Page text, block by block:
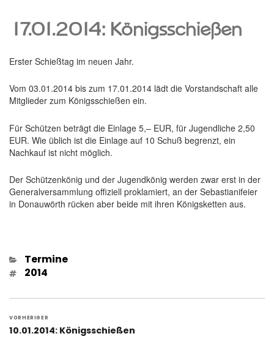
17.01.2014: Königsschießen
Erster Schießtag im neuen Jahr.
Vom 03.01.2014 bis zum 17.01.2014 lädt die Vorstandschaft alle
Mitglieder zum Königsschießen ein.
Für Schützen beträgt die Einlage 5,– EUR, für Jugendliche 2,50
EUR. Wie üblich ist die Einlage auf 10 Schuß begrenzt, ein
Nachkauf ist nicht möglich.
Der Schützenkönig und der Jugendkönig werden zwar erst in der
Generalversammlung offiziell proklamiert, an der Sebastianifeier
in Donauwörth rücken aber beide mit ihren Königsketten aus.
Kategorien
Termine
Schlagwörter
2014
VORHERIGER
Vorheriger
10.01.2014: Königsschießen